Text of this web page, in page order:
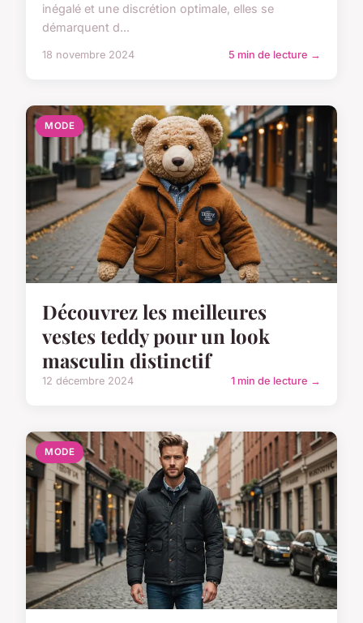
inégalé et une discrétion optimale, elles se
démarquent d...
18 novembre 2024 5 min de lecture →
MODE
Découvrez les meilleures
vestes teddy pour un look
masculin distinctif
12 décembre 2024 1 min de lecture →
MODE